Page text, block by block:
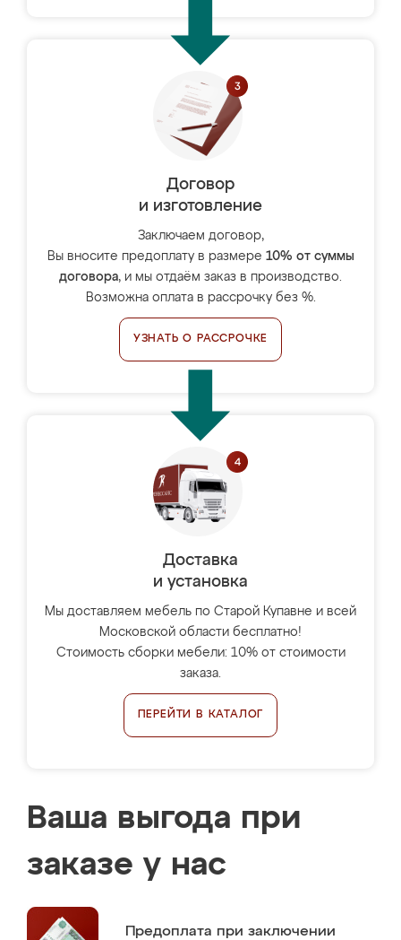
Договор
и изготовление
Заключаем договор,
Вы вносите предоплату в размере 10% от суммы
договора, и мы отдаём заказ в производство.
Возможна оплата в рассрочку без %.
УЗНАТЬ О РАССРОЧКЕ
Доставка
и установка
Мы доставляем мебель по Старой Купавне и всей
Московской области бесплатно!
Стоимость сборки мебели: 10% от стоимости
заказа.
ПЕРЕЙТИ В КАТАЛОГ
Ваша выгода при
заказе у нас
Предоплата при заключении